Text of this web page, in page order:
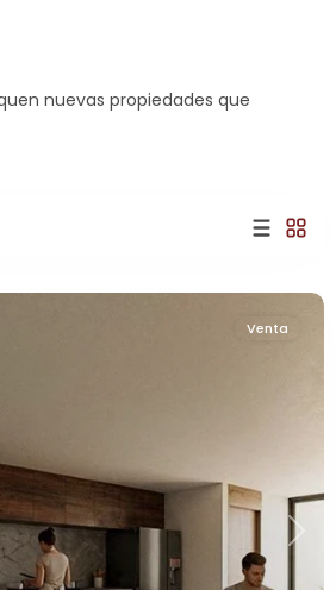
nuevas propiedades que
Venta
Next